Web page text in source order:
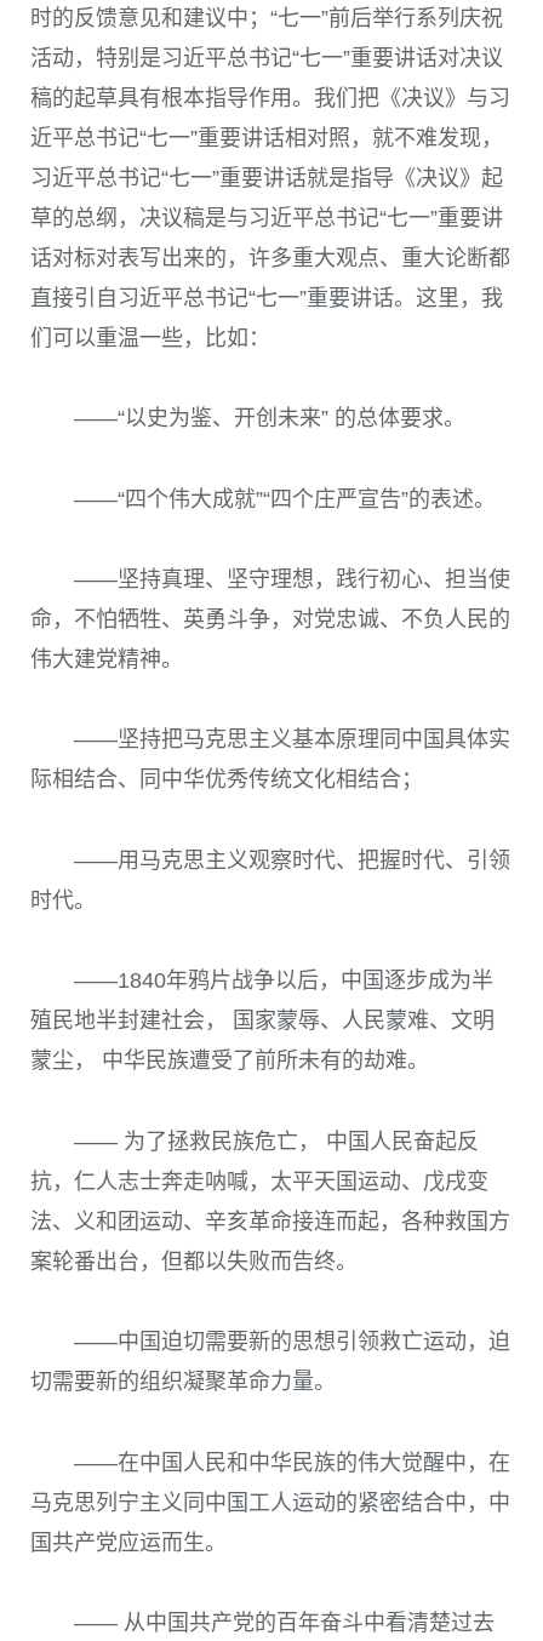
时的反馈意见和建议中；“七一”前后举行系列庆祝
活动，特别是习近平总书记“七一”重要讲话对决议
稿的起草具有根本指导作用。我们把《决议》与习
近平总书记“七一”重要讲话相对照，就不难发现，
习近平总书记“七一”重要讲话就是指导《决议》起
草的总纲，决议稿是与习近平总书记“七一”重要讲
话对标对表写出来的，许多重大观点、重大论断都
直接引自习近平总书记“七一”重要讲话。这里，我
们可以重温一些，比如：
——“以史为鉴、开创未来” 的总体要求。
——“四个伟大成就”“四个庄严宣告”的表述。
——坚持真理、坚守理想，践行初心、担当使
命，不怕牺牲、英勇斗争，对党忠诚、不负人民的
伟大建党精神。
——坚持把马克思主义基本原理同中国具体实
际相结合、同中华优秀传统文化相结合；
——用马克思主义观察时代、把握时代、引领
时代。
——1840年鸦片战争以后，中国逐步成为半
殖民地半封建社会， 国家蒙辱、人民蒙难、文明
蒙尘， 中华民族遭受了前所未有的劫难。
—— 为了拯救民族危亡， 中国人民奋起反
抗，仁人志士奔走呐喊，太平天国运动、戊戌变
法、义和团运动、辛亥革命接连而起，各种救国方
案轮番出台，但都以失败而告终。
——中国迫切需要新的思想引领救亡运动，迫
切需要新的组织凝聚革命力量。
——在中国人民和中华民族的伟大觉醒中，在
马克思列宁主义同中国工人运动的紧密结合中，中
国共产党应运而生。
—— 从中国共产党的百年奋斗中看清楚过去